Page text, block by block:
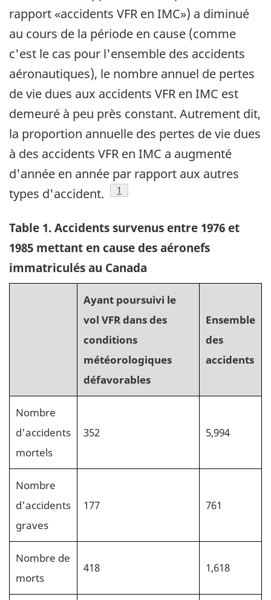
rapport «accidents VFR en IMC») a diminué
au cours de la période en cause (comme
c'est le cas pour l'ensemble des accidents
aéronautiques), le nombre annuel de pertes
de vie dues aux accidents VFR en IMC est
demeuré à peu près constant. Autrement dit,
la proportion annuelle des pertes de vie dues
à des accidents VFR en IMC a augmenté
d'année en année par rapport aux autres
types d'accident.
Note de bas de page
1
Table 1. Accidents survenus entre 1976 et
1985 mettant en cause des aéronefs
immatriculés au Canada
Ayant poursuivi le
vol VFR dans des
conditions
météorologiques
défavorables
Ensemble
des
accidents
Nombre
d'accidents
mortels
352 5,994
Nombre
d'accidents
graves
177 761
Nombre de
morts
418 1,618